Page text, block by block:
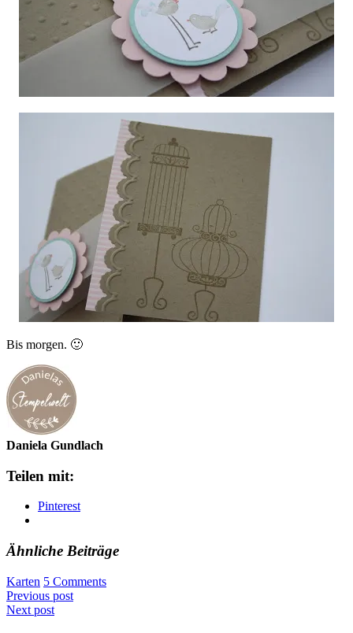
Bis morgen. 🙂
Daniela Gundlach
Teilen mit:
Pinterest
Ähnliche Beiträge
Karten 5 Comments
Previous post
Next post